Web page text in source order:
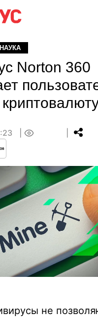
Norton 360
не